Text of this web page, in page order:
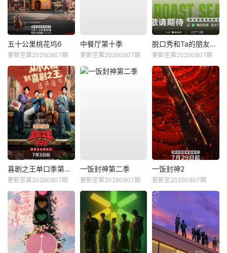
五十公里桃花坞6
更新至第20260807期
中餐厅第十季
更新至第20260807期
脱口秀和Ta的朋友们第三季
更新至第20260807期
喜剧之王单口季第三季
更新至第20260807期
一饭封神第二季
更新至第20260807期
一饭封神2
更新至20260807期